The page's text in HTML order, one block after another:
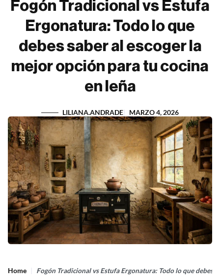
Fogón Tradicional vs Estufa
Ergonatura: Todo lo que
debes saber al escoger la
mejor opción para tu cocina
en leña
LILIANA.ANDRADE MARZO 4, 2026
Home Fogón Tradicional vs Estufa Ergonatura: Todo lo que debes